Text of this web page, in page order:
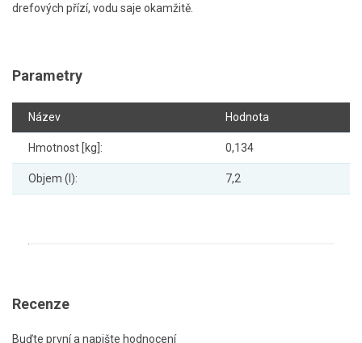
drefových přízí, vodu saje okamžitě.
Parametry
Název Hodnota
Hmotnost [kg]: 0,134
Objem (l): 7,2
Recenze
Buďte první a napište hodnocení